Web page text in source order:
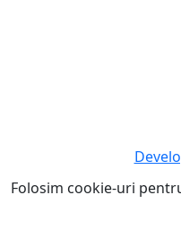
Folosim cookie-uri